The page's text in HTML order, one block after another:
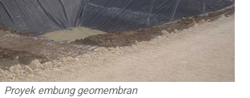
Proyek embung geomembran